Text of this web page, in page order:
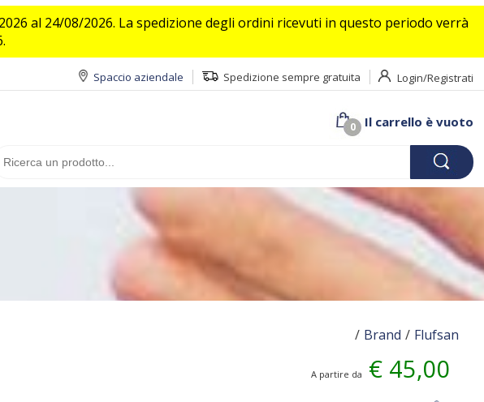
al 24/08/2026. La spedizione degli ordini ricevuti in questo periodo verrà
Login/Registrati
Spedizione sempre gratuita
Spaccio aziendale
Il carrello è vuoto
0
/ Brand / Flufsan
A partire da € 45,00